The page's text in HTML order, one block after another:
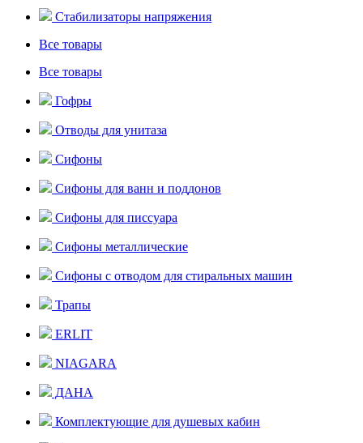
Стабилизаторы напряжения
Все товары
Все товары
Гофры
Отводы для унитаза
Сифоны
Сифоны для ванн и поддонов
Сифоны для писсуара
Сифоны металлические
Сифоны с отводом для стиральных машин
Трапы
ERLIT
NIAGARA
ДАНА
Комплектующие для душевых кабин